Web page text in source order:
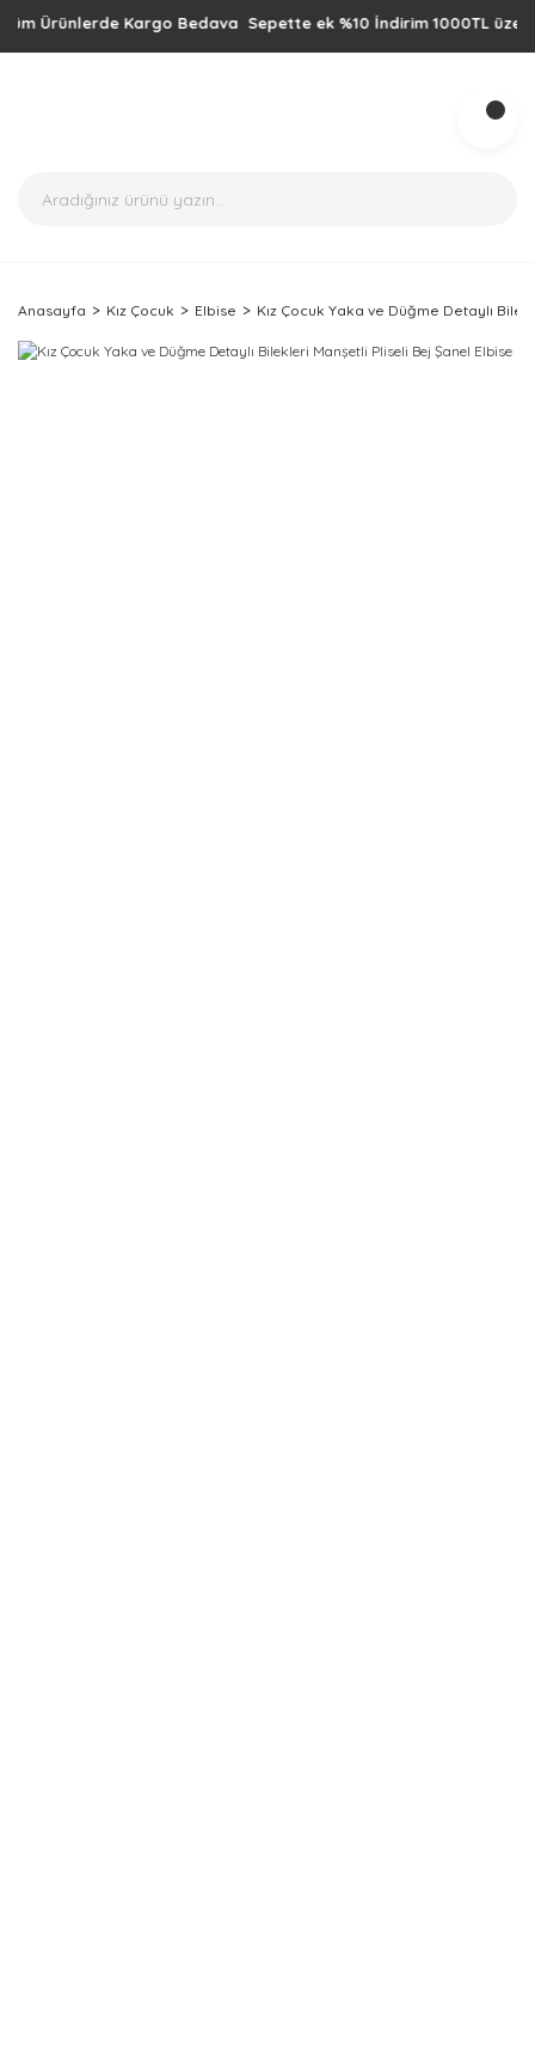
Ürünlerde Kargo Bedava Sepette ek %10 İndirim 1000TL üzeri
Anasayfa Kız Çocuk Elbise Kız Çocuk Yaka ve Düğme Detaylı